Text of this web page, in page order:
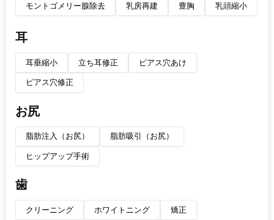
モントゴメリー腺除去 乳房再建 豊胸 乳頭縮小
耳
耳垂縮小 立ち耳修正 ピアス穴あけ
ピアス穴修正
お尻
脂肪注入（お尻） 脂肪吸引（お尻）
ヒップアップ手術
歯
クリーニング ホワイトニング 矯正